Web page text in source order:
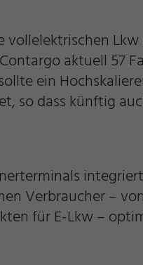
aktuell 57
ein
so dass künftig
Verbraucher –
für E-Lkw –